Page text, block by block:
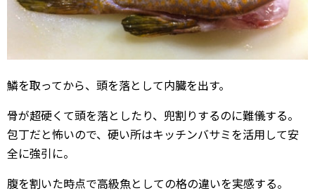
鱗を取ってから、頭を落として内臓を出す。
骨が超硬くて頭を落としたり、兜割りするのに難儀する。
包丁だと怖いので、硬い所はキッチンバサミを活用して安
全に強引に。
腹を割いた時点で高級魚としての格の違いを実感する。